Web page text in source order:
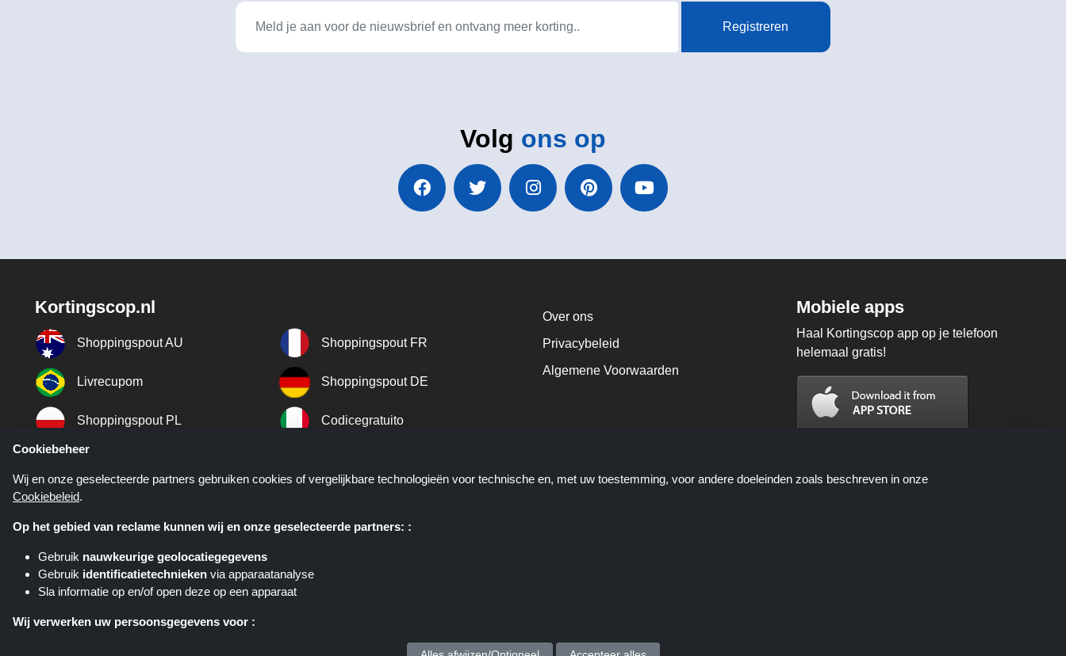
Registreren
Volg ons op
Kortingscop.nl
Shoppingspout AU Shoppingspout FR
Livrecupom Shoppingspout DE
Shoppingspout PL Codicegratuito
Shoppingspout SE
Over ons
Privacybeleid
Algemene Voorwaarden
Mobiele apps
Haal Kortingscop app op je telefoon
helemaal gratis!
Kortingscop.nl is een website die u deals, kortingen en kortingscodes biedt; deze deals of aanbiedingen worden beschikbaar gesteld door
Copyright © 2025 Kortingscop. Alle rechten voorbehouden.
Cookiebeheer
Wij en onze geselecteerde partners gebruiken cookies of vergelijkbare technologieën voor technische en, met uw toestemming, voor andere doeleinden zoals beschreven in onze
Cookiebeleid.
Op het gebied van reclame kunnen wij en onze geselecteerde partners: :
Gebruik nauwkeurige geolocatiegegevens
Gebruik identificatietechnieken via apparaatanalyse
Sla informatie op en/of open deze op een apparaat
Wij verwerken uw persoonsgegevens voor :